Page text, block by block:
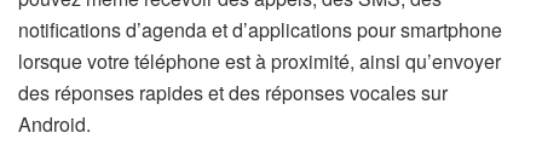
n
n
o
u
v
d
a
n
notifications d’agenda et d’applications pour smartphone
lorsque votre téléphone est à proximité, ainsi qu’envoyer
des réponses rapides et des réponses vocales sur
Android.